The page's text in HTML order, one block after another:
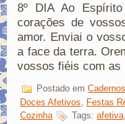
8º DIA Ao
corações de
amor. Enviai o
a face da terra.
vossos fiéis com
Postado em
Doces Afetivos, Festas
Cozinha
Tags: afetiva,